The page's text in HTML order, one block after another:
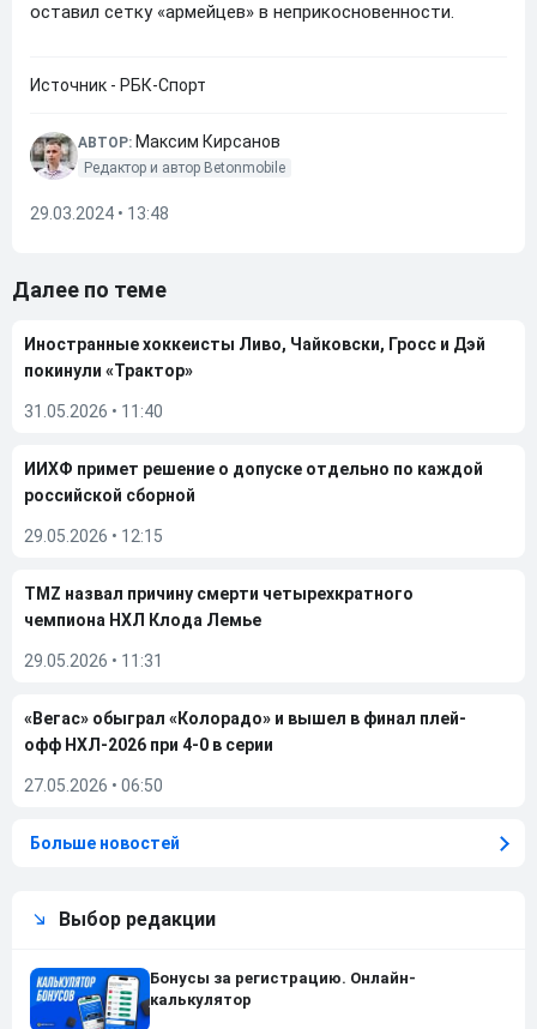
оставил сетку «армейцев» в неприкосновенности.
Источник - РБК-Спорт
АВТОР: Максим Кирсанов
Редактор и автор Betonmobile
29.03.2024 • 13:48
Далее по теме
Иностранные хоккеисты Ливо, Чайковски, Гросс и Дэй
покинули «Трактор»
31.05.2026 • 11:40
ИИХФ примет решение о допуске отдельно по каждой
российской сборной
29.05.2026 • 12:15
TMZ назвал причину смерти четырехкратного
чемпиона НХЛ Клода Лемье
29.05.2026 • 11:31
«Вегас» обыграл «Колорадо» и вышел в финал плей-
офф НХЛ-2026 при 4-0 в серии
27.05.2026 • 06:50
Больше новостей
Выбор редакции
Бонусы за регистрацию. Онлайн-
калькулятор